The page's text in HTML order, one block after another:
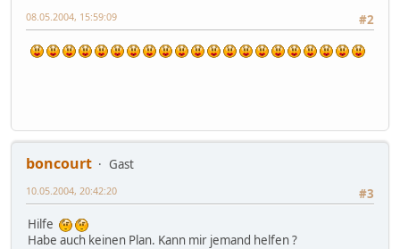
#2
08.05.2004, 15:59:09
boncourt
Gast
#3
10.05.2004, 20:42:20
Hilfe
Habe auch keinen Plan. Kann mir jemand helfen ?